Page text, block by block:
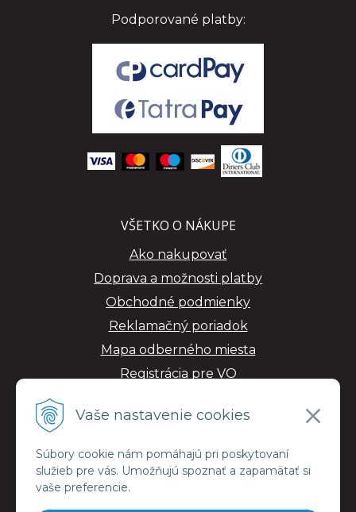
Vaše nastavenie cookies
Súbory cookie nám pomáhajú pri poskytovaní
služieb pre vás. Umožňujú spoznať a zapamätať si
vaše preferencie.
Podporované platby:
VŠETKO O NÁKUPE
Ako nakupovať
Doprava a možnosti platby
Obchodné podmienky
Reklamačný poriadok
Mapa odberného miesta
Registrácia pre VO